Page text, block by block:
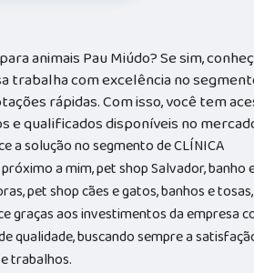
animais Pau Miúdo? Se sim,
trabalha com excelência no
rápidas. Com isso, você tem
e qualificados disponíveis no
a solução no segmento de CLÍNICA
a mim, pet shop Salvador, banho
pet shop cães e gatos, banhos e tosas,
graças aos investimentos da empresa
qualidade, buscando sempre a
trabalhos.